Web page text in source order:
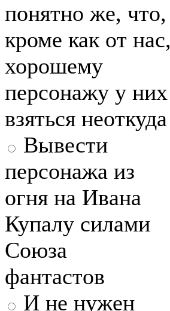
понятно же, что,
кроме как от нас,
хорошему
персонажу у них
взяться неоткуда
Вывести
персонажа из
огня на Ивана
Купалу силами
Союза
фантастов
И не нужен